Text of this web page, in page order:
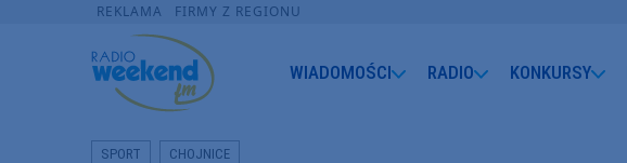
REKLAMA FIRMY Z REGIONU
WIADOMOŚCI RADIO KONKURSY
SPORT CHOJNICE